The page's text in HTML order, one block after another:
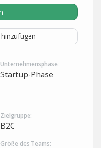
Unternehmensphase:
Startup-Phase
Zielgruppe:
B2C
Größe des Teams: